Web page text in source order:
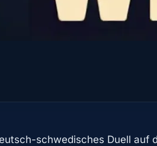
schwedisches Duell auf